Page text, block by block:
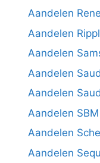
Aandelen
Aandelen
Aandelen
Aandelen
Aandelen
Aandelen
Aandelen
Aandelen